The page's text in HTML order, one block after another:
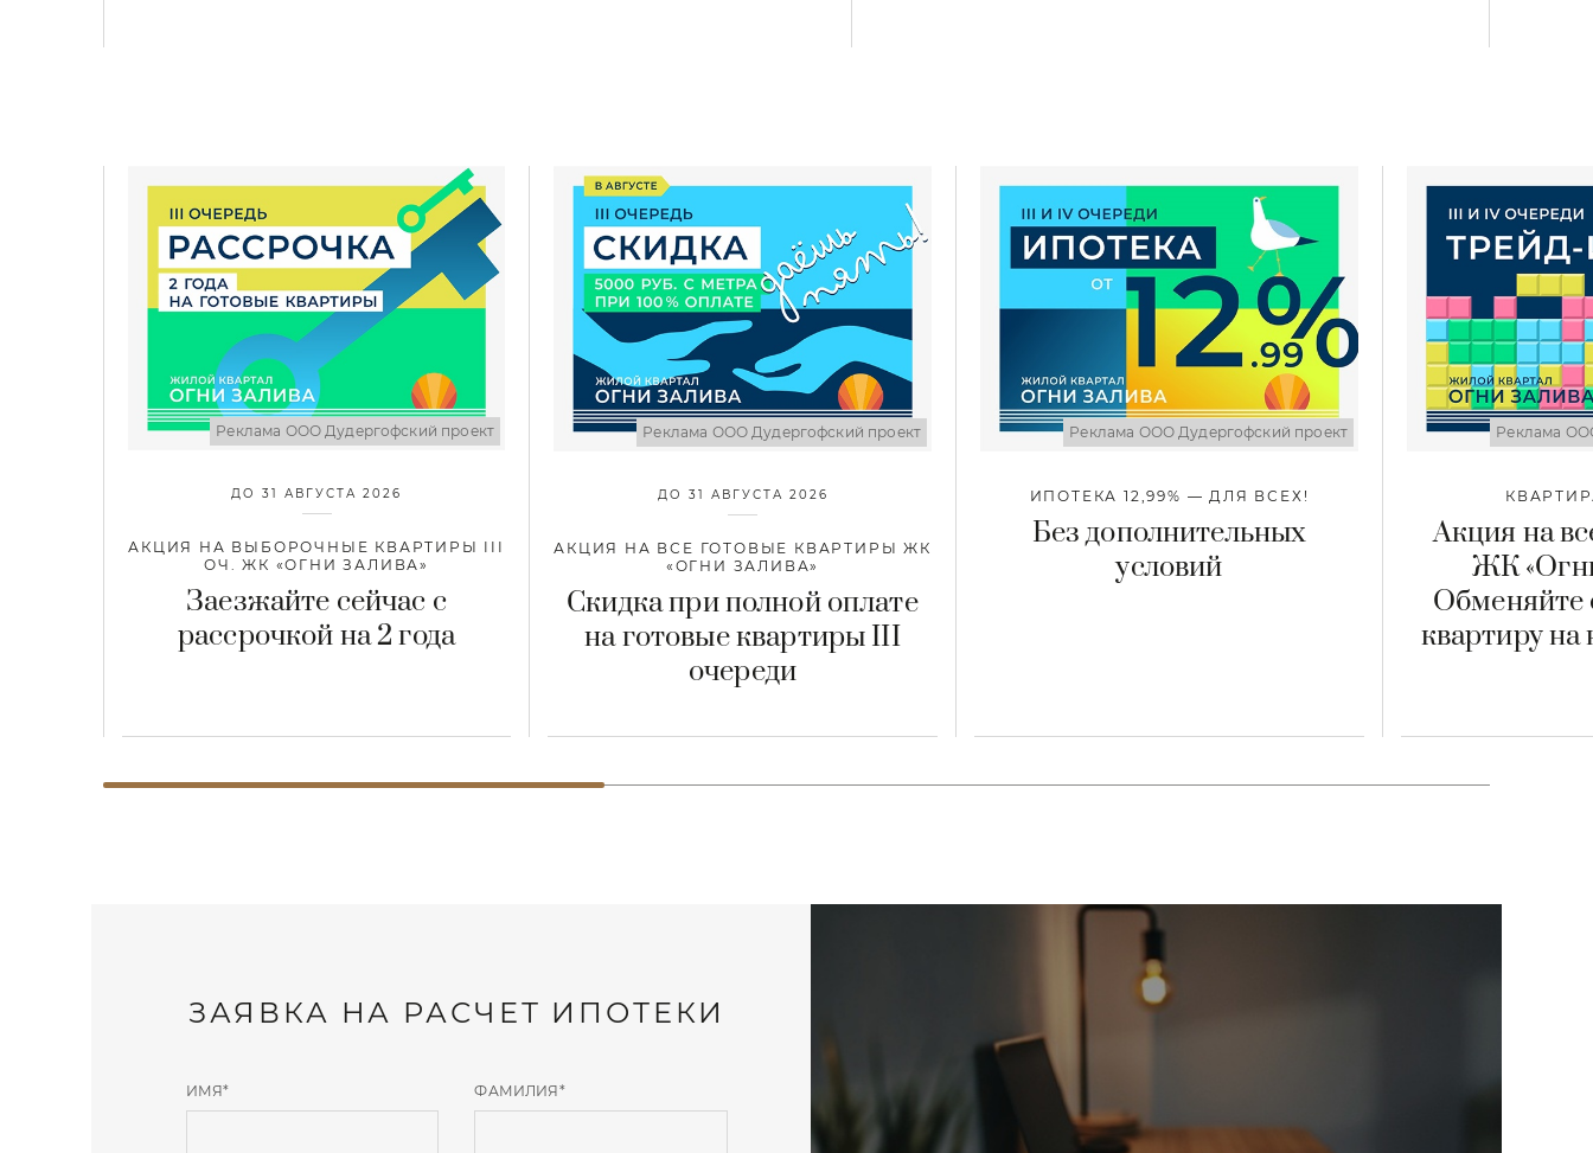
Реклама ООО Дудергофский проект
ДО 31 АВГУСТА 2026
АКЦИЯ НА ВЫБОРОЧНЫЕ КВАРТИРЫ III
ОЧ. ЖК «ОГНИ ЗАЛИВА»
Заезжайте сейчас с
рассрочкой на 2 года
Реклама ООО Дудергофский проект
ДО 31 АВГУСТА 2026
АКЦИЯ НА ВСЕ ГОТОВЫЕ КВАРТИРЫ ЖК
«ОГНИ ЗАЛИВА»
Скидка при полной оплате
на готовые квартиры III
очереди
Реклама ООО Дудергофский проект
ИПОТЕКА 12,99% — ДЛЯ ВСЕХ!
Без дополнительных
условий
Реклама
Акция на
ЖК
Обменяйте
квартиру
ЗАЯВКА НА РАСЧЕТ ИПОТЕКИ
ИМЯ* ФАМИЛИЯ*